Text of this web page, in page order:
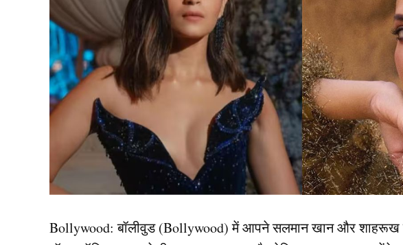
चौंकाते हुए ऋषभ पंत को स्क्वाड से बाहर कर दिया। उनके स्थान पर
स्क्वाड में जगह दी। इतना ही नहीं। पूर्व खिलाड़ी ने सूर्यकुमार यादव को भी
यह भी पढ़ें:चैंपियंस ट्रॉफी 2025 के लिए हुआ टीम इंडिया का ऐलान,
पत्ता
क्या बोले मांजरेकर?
Bollywood:बॉलीवुड (Bollywood)में आपने सलमान खान और शाहरूख